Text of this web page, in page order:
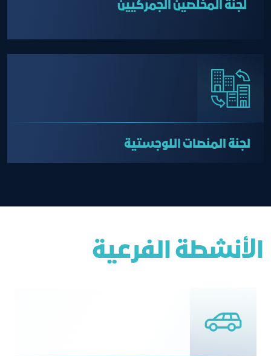
لجنة المخلصين الجمركيين
لجنة المنصات اللوجستية
الأنشطة الفرعية